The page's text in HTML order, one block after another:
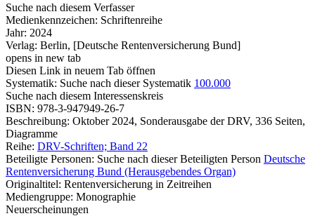
Suche nach diesem Verfasser
Medienkennzeichen: Schriftenreihe
Jahr: 2024
Verlag: Berlin, [Deutsche Rentenversicherung Bund]
opens in new tab
Diesen Link in neuem Tab öffnen
Systematik: Suche nach dieser Systematik 100.000
Suche nach diesem Interessenskreis
ISBN: 978-3-947949-26-7
Beschreibung: Oktober 2024, Sonderausgabe der DRV, 336 Seiten,
Diagramme
Reihe: DRV-Schriften; Band 22
Beteiligte Personen: Suche nach dieser Beteiligten Person Deutsche
Rentenversicherung Bund (Herausgebendes Organ)
Originaltitel: Rentenversicherung in Zeitreihen
Mediengruppe: Monographie
Neuerscheinungen